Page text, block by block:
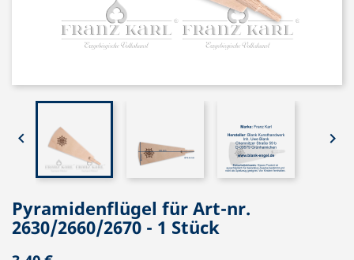
 
Pyramidenflügel für Art-nr.
2630/2660/2670 - 1 Stück